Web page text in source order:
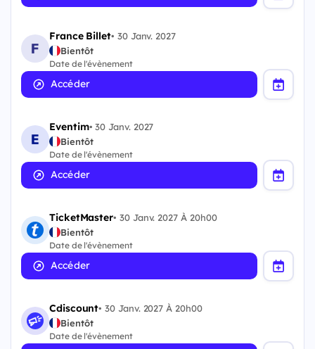
France Billet• 30 Janv. 2027
Bientôt
Date de l'évènement
Accéder
Eventim•30 Janv. 2027
Bientôt
Date de l'évènement
Accéder
TicketMaster• 30 Janv. 2027 À 20h00
Bientôt
Date de l'évènement
Accéder
Cdiscount•30 Janv. 2027 À 20h00
Bientôt
Date de l'évènement